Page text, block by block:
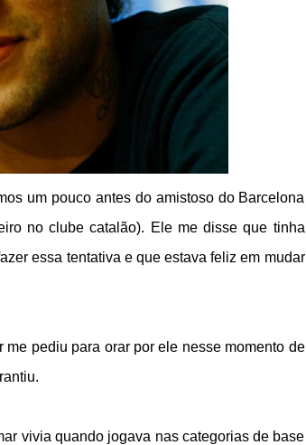
um pouco antes do amistoso do Barcelona
no clube catalão). Ele me disse que tinha
essa tentativa e que estava feliz em mudar
pediu para orar por ele nesse momento de
vivia quando jogava nas categorias de base